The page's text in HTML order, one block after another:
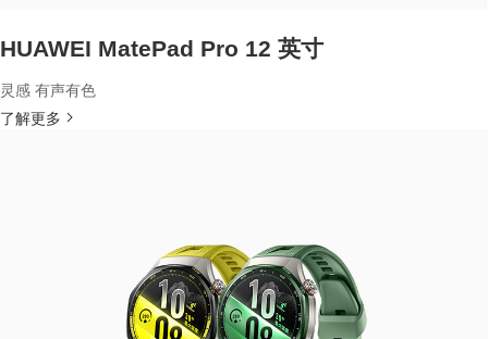
HUAWEI MatePad Pro 12 英寸
灵感 有声有色
了解更多